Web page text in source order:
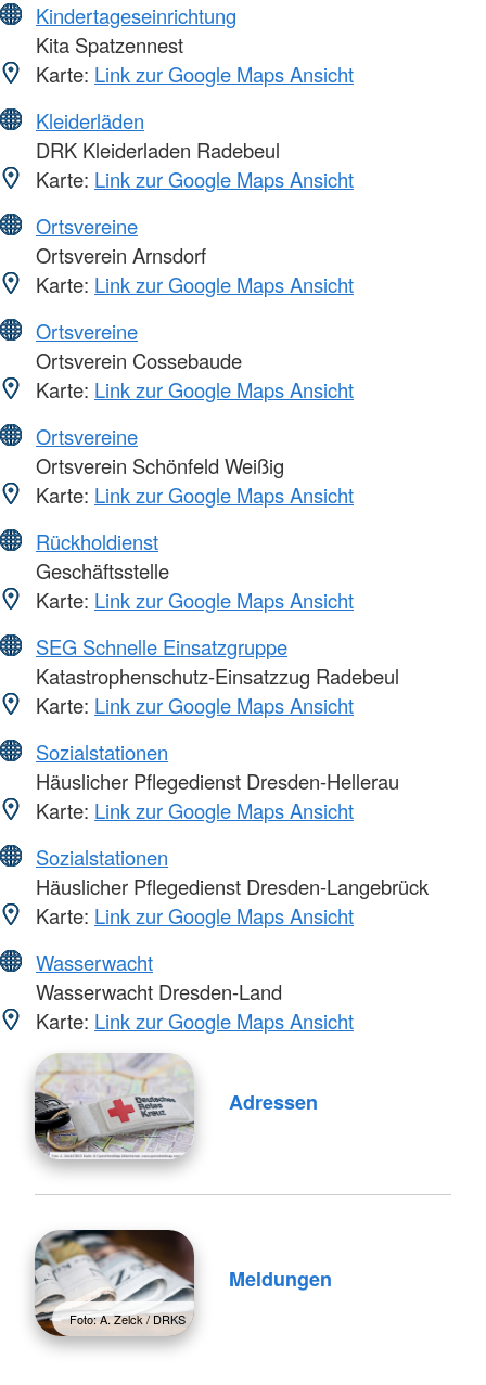
Kindertageseinrichtung
Kita Spatzennest
Karte: Link zur Google Maps Ansicht
Kleiderläden
DRK Kleiderladen Radebeul
Karte: Link zur Google Maps Ansicht
Ortsvereine
Ortsverein Arnsdorf
Karte: Link zur Google Maps Ansicht
Ortsvereine
Ortsverein Cossebaude
Karte: Link zur Google Maps Ansicht
Ortsvereine
Ortsverein Schönfeld Weißig
Karte: Link zur Google Maps Ansicht
Rückholdienst
Geschäftsstelle
Karte: Link zur Google Maps Ansicht
SEG Schnelle Einsatzgruppe
Katastrophenschutz-Einsatzzug Radebeul
Karte: Link zur Google Maps Ansicht
Sozialstationen
Häuslicher Pflegedienst Dresden-Hellerau
Karte: Link zur Google Maps Ansicht
Sozialstationen
Häuslicher Pflegedienst Dresden-Langebrück
Karte: Link zur Google Maps Ansicht
Wasserwacht
Wasserwacht Dresden-Land
Karte: Link zur Google Maps Ansicht
Adressen
Foto: A. Zelck / DRKS
Meldungen